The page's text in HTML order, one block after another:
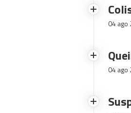
04 ago
04 ago